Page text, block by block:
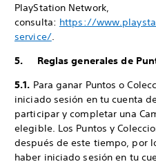
PlayStation Network,
consulta: https://
service/.
5. Reglas generales de
5.1. Para ganar Puntos o
iniciado sesión en tu cuenta
participar y completar una
elegible. Los Puntos y
después de este tiempo, por
haber iniciado sesión en tu